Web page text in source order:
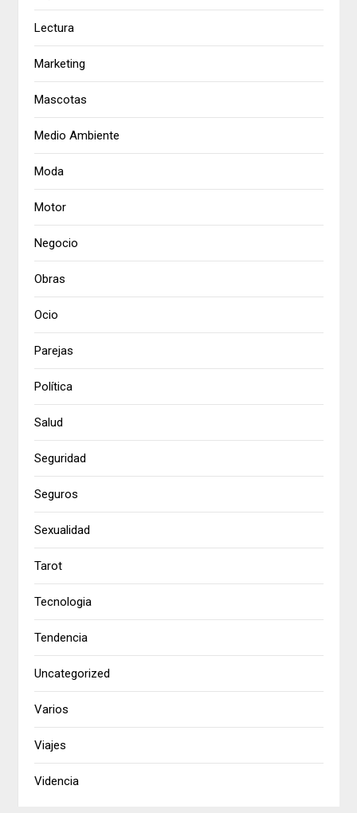
Lectura
Marketing
Mascotas
Medio Ambiente
Moda
Motor
Negocio
Obras
Ocio
Parejas
Política
Salud
Seguridad
Seguros
Sexualidad
Tarot
Tecnologia
Tendencia
Uncategorized
Varios
Viajes
Videncia